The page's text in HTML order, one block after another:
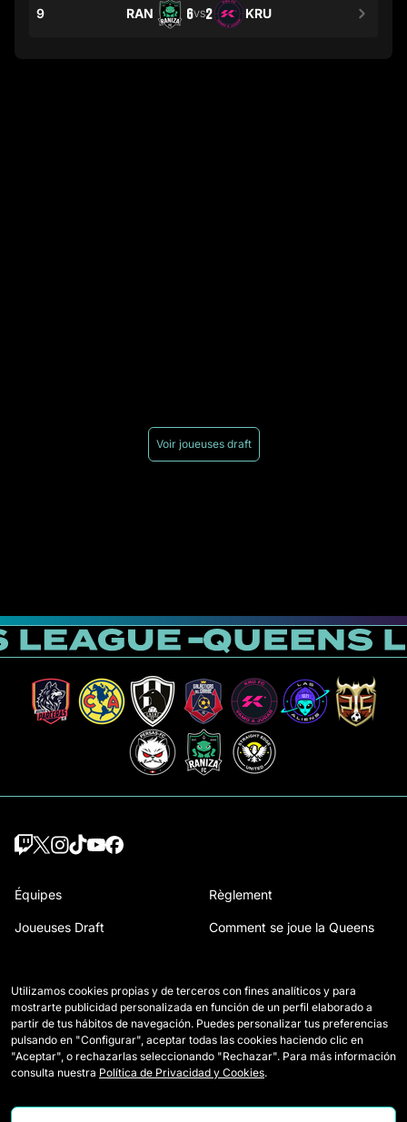
9 RAN 6VS2 KRU
Voir joueuses draft
Équipes
Joueuses Draft
Matchs
Classement
Statistiques
Règlement
Comment se joue la Queens
Nous contacter
Travailler avec nous
Utilizamos cookies propias y de terceros con fines analíticos y para
mostrarte publicidad personalizada en función de un perfil elaborado a
partir de tus hábitos de navegación. Puedes personalizar tus preferencias
pulsando en "Configurar", aceptar todas las cookies haciendo clic en
"Aceptar", o rechazarlas seleccionando "Rechazar". Para más información
consulta nuestra Política de Privacidad y Cookies.